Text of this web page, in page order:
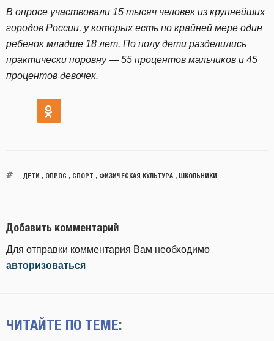
В опросе участвовали 15 тысяч человек из крупнейших
городов России, у которых есть по крайней мере один
ребенок младше 18 лет. По полу дети разделились
практически поровну — 55 процентов мальчиков и 45
процентов девочек.
ДЕТИ ОПРОС СПОРТ ФИЗИЧЕСКАЯ КУЛЬТУРА, ШКОЛЬНИКИ
Добавить комментарий
Для отправки комментария Вам необходимо
авторизоваться
ЧИТАЙТЕ ПО ТЕМЕ: